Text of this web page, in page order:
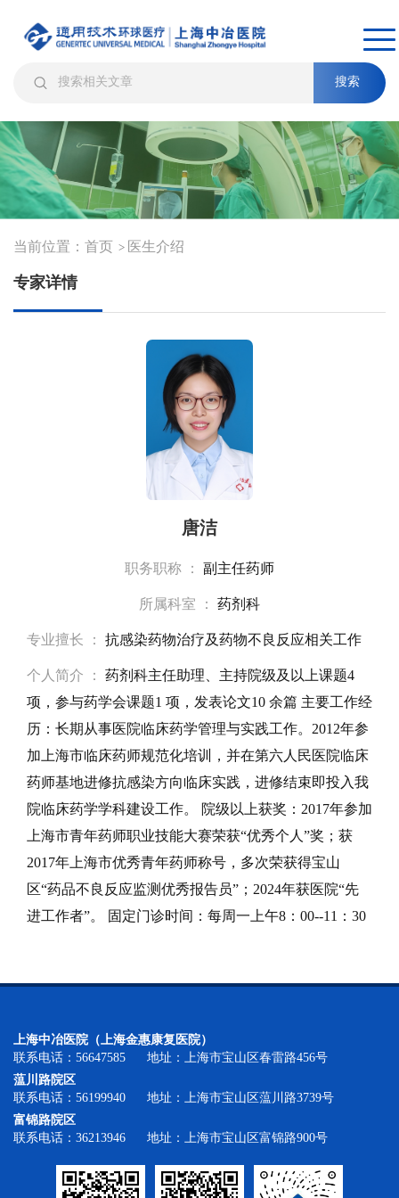
搜索
当前位置： 首页 > 医生介绍
专家详情
唐洁
职务职称 ： 副主任药师
所属科室 ： 药剂科
专业擅长 ： 抗感染药物治疗及药物不良反应相关工作
个人简介 ：
药剂科主任助理、主持院级及以上课题4
项，参与药学会课题1 项，发表论文10 余篇 主要工作经
历：长期从事医院临床药学管理与实践工作。2012年参
加上海市临床药师规范化培训，并在第六人民医院临床
药师基地进修抗感染方向临床实践，进修结束即投入我
院临床药学学科建设工作。 院级以上获奖：2017年参加
上海市青年药师职业技能大赛荣获“优秀个人”奖；获
2017年上海市优秀青年药师称号，多次荣获得宝山
区“药品不良反应监测优秀报告员”；2024年获医院“先
进工作者”。 固定门诊时间：每周一上午8：00--11：30
上海中冶医院（上海金惠康复医院）
联系电话：56647585 地址：上海市宝山区春雷路456号
蕰川路院区
联系电话：56199940 地址：上海市宝山区蕰川路3739号
富锦路院区
联系电话：36213946 地址：上海市宝山区富锦路900号